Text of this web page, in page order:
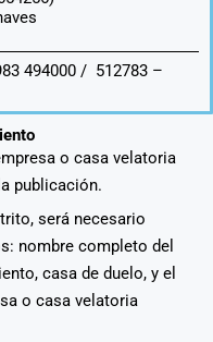
494000 / 512783 –
o casa velatoria
publicación.
será necesario
nombre completo del
casa de duelo, y el
o casa velatoria